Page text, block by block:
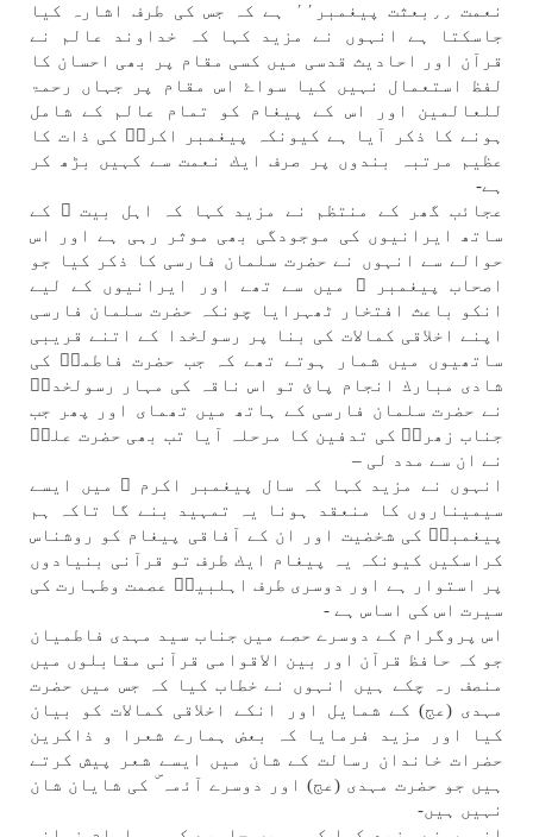
نعمت ٫٫بعثت پيغمبر٬٬ ہے كہ جس كی طرف اشارہ كيا
جاسكتا ہے انہوں نے مزيد كہا كہ خداوند عالم نے
قرآن اور احاديث قدسی میں كسی مقام پر بھی احسان كا
لفظ استعمال نہیں كيا سواۓ اس مقام پر جہاں رحمۃ
للعالمين اور اس كے پيغام كو تمام عالم كے شامل
ہونے كا ذكر آيا ہے كيونكہ پيغمبر اكرمۖ كی ذات كا
عظيم مرتبہ بندوں پر صرف ايك نعمت سے كہیں بڑھ كر
ہے-
عجاﺋب گھر كے منتظم نے مزيد كہا كہ اہل بيت ۜ كے
ساتھ ايرانيوں كی موجودگی بھی موثر رہی ہے اور اس
حوالے سے انہوں نے حضرت سلمان فارسی كا ذكر كيا جو
اصحاب پيغمبر ۖ میں سے تھے اور ايرانيوں كے لیے
انكو باعث افتخار ٹھہرايا چونكہ حضرت سلمان فارسی
اپنے اخلاقی كمالات كی بنا پر رسولخدا كے اتنے قريبی
ساتھيوں میں شمار ہوتے تھے كہ جب حضرت فاطمہۜ كی
شادی مبارك انجام پائ تو اس ناقہ كی مہار رسولخداۖ
نے حضرت سلمان فارسی كے ہاتھ میں تھمای اور پھر جب
جناب زھراۜ كی تدفين كا مرحلہ آيا تب بھی حضرت علیۜ
نے ان سے مدد لی –
انہوں نے مزيد كہا كہ سال پيغمبر اكرم ۖ میں ايسے
سيميناروں كا منعقد ہونا یہ تمہيد بنے گا تاكہ ہم
پيغمبرۖ كی شخضيت اور ان كے آفاقی پيغام كو روشناس
كراسكیں كيونكہ یہ پيغام ايك طرف تو قرآنی بنيادوں
پر استوار ہے اور دوسری طرف اہلبيتۜ عصمت وطہارت كی
سيرت اس كی اساس ہے -
اس پروگرام كے دوسرے حصے میں جناب سيد مہدی فاطميان
جو كہ حافظ قرآن اور بين الاقوامی قرآنی مقابلوں میں
منصف رہ چكے ہیں انہوں نے خطاب كيا كہ جس میں حضرت
مہدی (عج) كے شمايل اور انكے اخلاقی كمالات كو بيان
كيا اور مزيد فرمايا كہ بعض ہمارے شعرا و ذاكرين
حضرات خاندان رسالت كے شان میں ايسے شعر پيش كرتے
ہیں جو حضرت مہدی (عج) اور دوسرے آﺋمہ ۜ كی شايان شان
نہیں ہیں-